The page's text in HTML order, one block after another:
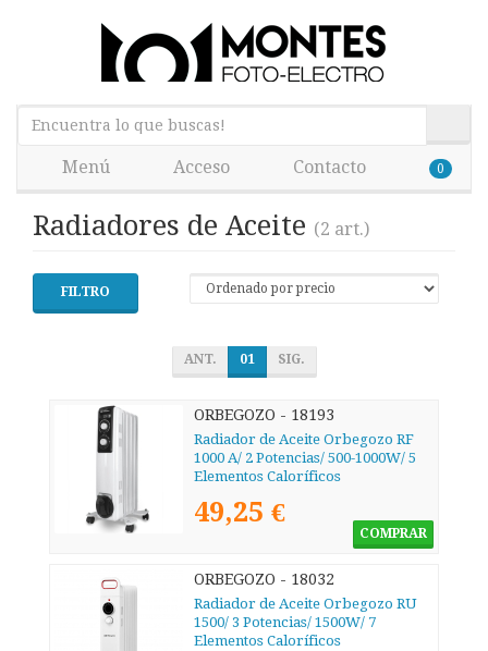
Menú Acceso Contacto 0
Radiadores de Aceite (2 art.)
FILTRO
ANT. 01 SIG.
ORBEGOZO - 18193
Radiador de Aceite Orbegozo RF
1000 A/ 2 Potencias/ 500-1000W/ 5
Elementos Caloríficos
49,25 €
COMPRAR
ORBEGOZO - 18032
Radiador de Aceite Orbegozo RU
1500/ 3 Potencias/ 1500W/ 7
Elementos Caloríficos